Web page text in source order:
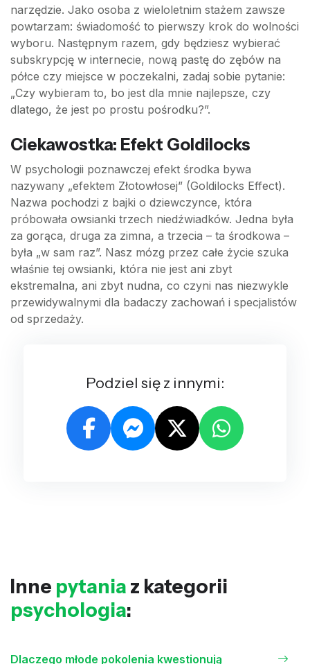
narzędzie. Jako osoba z wieloletnim stażem zawsze
powtarzam: świadomość to pierwszy krok do wolności
wyboru. Następnym razem, gdy będziesz wybierać
subskrypcję w internecie, nową pastę do zębów na
półce czy miejsce w poczekalni, zadaj sobie pytanie:
„Czy wybieram to, bo jest dla mnie najlepsze, czy
dlatego, że jest po prostu pośrodku?”.
Ciekawostka: Efekt Goldilocks
W psychologii poznawczej efekt środka bywa
nazywany „efektem Złotowłosej” (Goldilocks Effect).
Nazwa pochodzi z bajki o dziewczynce, która
próbowała owsianki trzech niedźwiadków. Jedna była
za gorąca, druga za zimna, a trzecia – ta środkowa –
była „w sam raz”. Nasz mózg przez całe życie szuka
właśnie tej owsianki, która nie jest ani zbyt
ekstremalna, ani zbyt nudna, co czyni nas niezwykle
przewidywalnymi dla badaczy zachowań i specjalistów
od sprzedaży.
Podziel się z innymi:
Inne pytania z kategorii
psychologia:
Dlaczego młode pokolenia kwestionują